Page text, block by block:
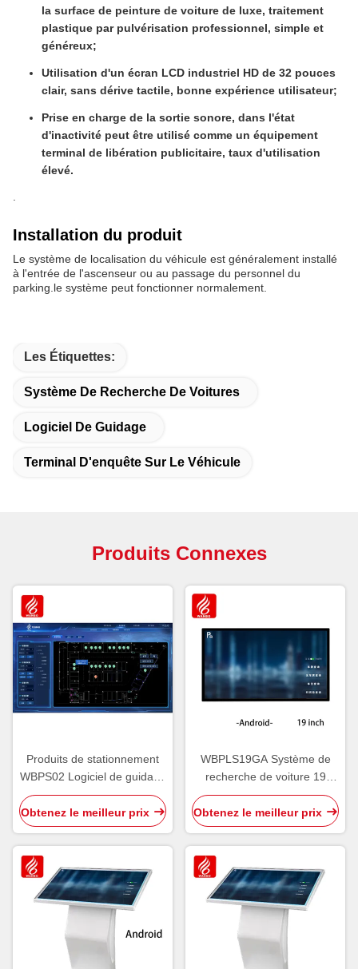
la surface de peinture de voiture de luxe, traitement
plastique par pulvérisation professionnel, simple et
généreux;
Utilisation d'un écran LCD industriel HD de 32 pouces
clair, sans dérive tactile, bonne expérience utilisateur;
Prise en charge de la sortie sonore, dans l'état
d'inactivité peut être utilisé comme un équipement
terminal de libération publicitaire, taux d'utilisation
élevé.
Installation du produit
Le système de localisation du véhicule est généralement installé
à l'entrée de l'ascenseur ou au passage du personnel du
parking.le système peut fonctionner normalement.
Les Étiquettes:
Système De Recherche De Voitures
Logiciel De Guidage
Terminal D'enquête Sur Le Véhicule
Produits Connexes
Produits de stationnement
WBPS02 Logiciel de guidage
de stationnement par
ultrasons V6.0
Obtenez le meilleur prix
WBPLS19GA Système de
recherche de voiture 19
pouces Terminal d'enquête
de véhicule
Obtenez le meilleur prix